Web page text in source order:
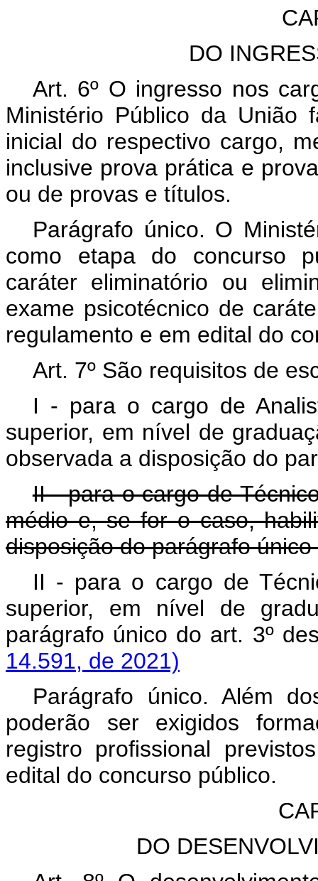
DO
Art. 6º O ingresso nos
Ministério Público da União
inicial do respectivo cargo,
inclusive prova prática e
ou de provas e títulos.
Parágrafo único. O
como etapa do concurso
caráter eliminatório ou
exame psicotécnico de
regulamento e em edital do
Art. 7º São requisitos de
I - para o cargo de
superior, em nível de
observada a disposição do
II - para o cargo de
médio e, se for o caso,
disposição do parágrafo
II - para o cargo de
superior, em nível de
parágrafo único do art. 3º
14.591, de 2021)
Parágrafo único. Além
poderão ser exigidos
registro profissional
edital do concurso público.
DO